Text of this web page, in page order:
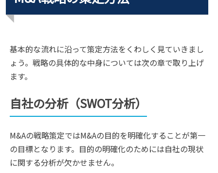
基本的な流れに沿って策定方法をくわしく見ていきまし
ょう。戦略の具体的な中身については次の章で取り上げ
ます。
自社の分析（SWOT分析）
M&Aの戦略策定ではM&Aの目的を明確化することが第一
の目標となります。目的の明確化のためには自社の現状
に関する分析が欠かせません。